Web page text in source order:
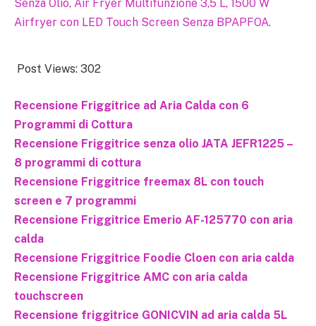
Post Views: 302
Recensione Friggitrice ad Aria Calda con 6
Programmi di Cottura
Recensione Friggitrice senza olio JATA JEFR1225 –
8 programmi di cottura
Recensione Friggitrice freemax 8L con touch
screen e 7 programmi
Recensione Friggitrice Emerio AF-125770 con aria
calda
Recensione Friggitrice Foodie Cloen con aria calda
Recensione Friggitrice AMC con aria calda
touchscreen
Recensione friggitrice GONICVIN ad aria calda 5L